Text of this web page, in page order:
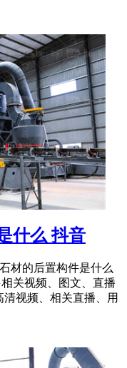
什么 抖音
材的后置构件是什么
关视频、图文、直播
视频、相关直播、用